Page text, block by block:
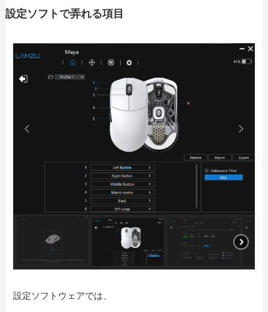
設定ソフトで弄れる項目
設定ソフトウェアでは、